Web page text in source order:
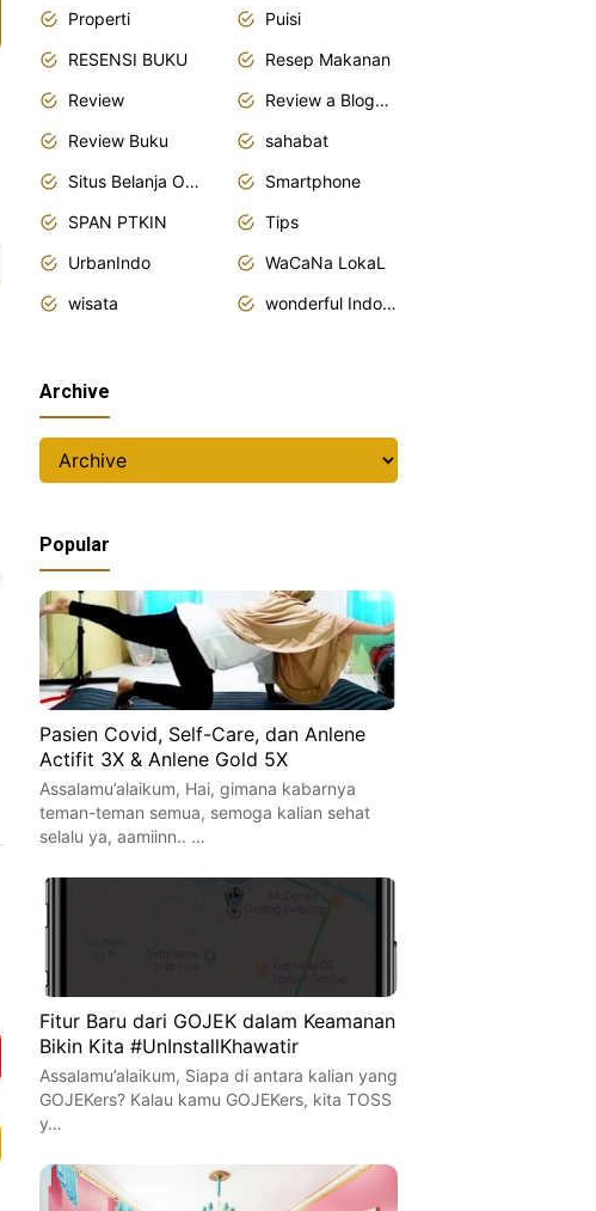
Properti
Puisi
RESENSI BUKU
Resep Makanan
Review
Review a Blogger
Review Buku
sahabat
Situs Belanja Online
Smartphone
SPAN PTKIN
Tips
UrbanIndo
WaCaNa LokaL
wisata
wonderful Indonesia
Archive
Popular
Pasien Covid, Self-Care, dan Anlene
Actifit 3X & Anlene Gold 5X
Assalamu’alaikum, Hai, gimana kabarnya
teman-teman semua, semoga kalian sehat
selalu ya, aamiinn.. …
Fitur Baru dari GOJEK dalam Keamanan
Bikin Kita #UnInstallKhawatir
Assalamu’alaikum, Siapa di antara kalian yang
GOJEKers? Kalau kamu GOJEKers, kita TOSS
y…